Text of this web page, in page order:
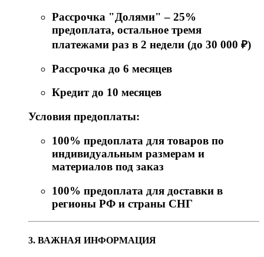
Рассрочка "Долями" – 25%
предоплата, остальное тремя
платежами раз в 2 недели (до 30 000 ₽)
Рассрочка до 6 месяцев
Кредит до 10 месяцев
Условия предоплаты:
100% предоплата для товаров по
индивидуальным размерам и
материалов под заказ
100% предоплата для доставки в
регионы РФ и страны СНГ
3. ВАЖНАЯ ИНФОРМАЦИЯ